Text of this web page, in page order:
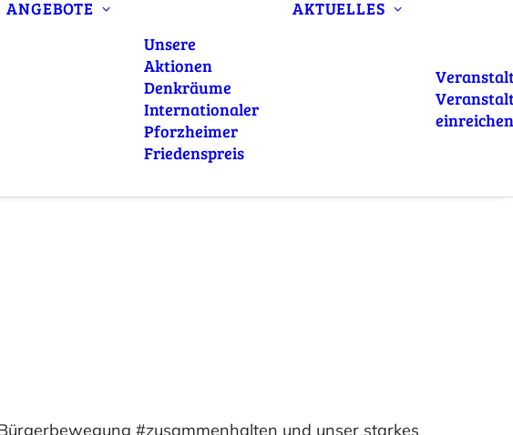
ANGEBOTE
Unsere
Aktionen
Denkräume
Internationaler
Pforzheimer
Friedenspreis
AKTUELLES
einreichen
#zusammenhalten und unser starkes